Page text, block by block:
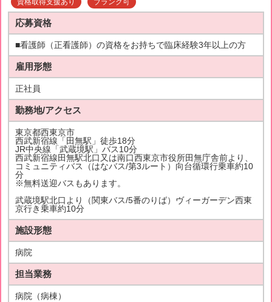
資格取得支援あり ブランク可
応募資格
■看護師（正看護師）の資格をお持ちで臨床経験3年以上の方
雇用形態
正社員
勤務地/アクセス
東京都西東京市
西武新宿線「田無駅」徒歩18分
JR中央線「武蔵境駅」バス10分
西武新宿線田無駅北口又は南口西東京市役所田無庁舎前より、
コミュニティバス（はなバス/第3ルート）向台循環行乗車約10
分
※無料送迎バスもあります。
武蔵境駅北口より（関東バス/5番のりば）ヴィーガーデン西東
京行き乗車約10分
施設形態
病院
担当業務
病院（病棟）